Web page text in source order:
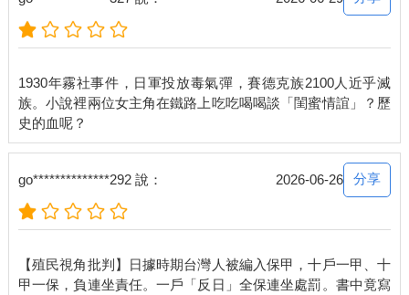
1930年霧社事件，日軍投放毒氣彈，賽德克族2100人近乎滅
族。小說裡兩位女主角在鐵路上吃吃喝喝談「閨蜜情誼」？歷
go**************292 說： 2026-06-26 分享
【殖民視角批判】日據時期台灣人被編入保甲，十戶一甲、十
甲一保，負連坐責任。一戶「反日」全保連坐處罰。書中竟寫